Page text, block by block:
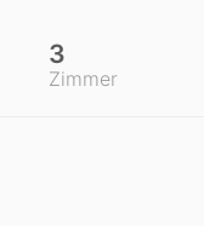
Zimmer
3